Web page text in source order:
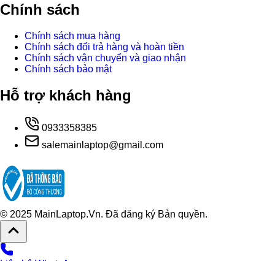
Chính sách
Chính sách mua hàng
Chính sách đổi trả hàng và hoàn tiền
Chính sách vận chuyển và giao nhận
Chính sách bảo mật
Hỗ trợ khách hàng
0933358385
salemainlaptop@gmail.com
© 2025 MainLaptop.Vn. Đã đăng ký Bản quyền.